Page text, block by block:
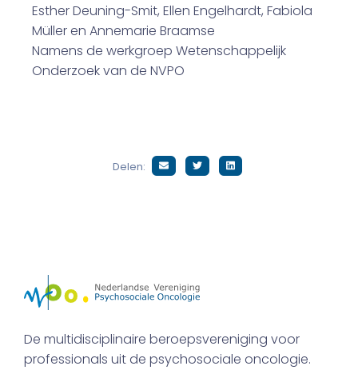
Esther Deuning-Smit, Ellen Engelhardt, Fabiola
Müller en Annemarie Braamse
Namens de werkgroep Wetenschappelijk
Onderzoek van de NVPO
Delen:
De multidisciplinaire beroepsvereniging voor
professionals uit de psychosociale oncologie.